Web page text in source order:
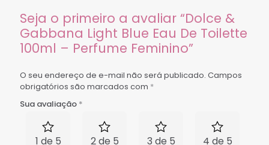
Seja o primeiro a avaliar “Dolce &
Gabbana Light Blue Eau De Toilette
100ml – Perfume Feminino”
O seu endereço de e-mail não será publicado. Campos
obrigatórios são marcados com *
Sua avaliação *
1 de 5 2 de 5 3 de 5 4 de 5